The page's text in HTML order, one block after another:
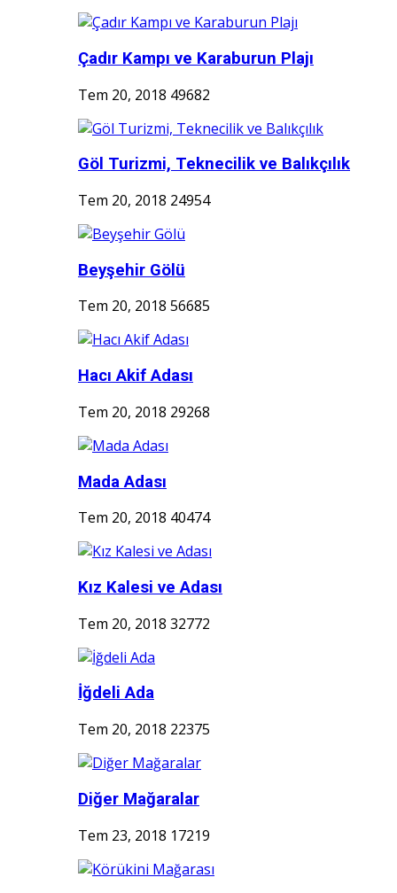
Çadır Kampı ve Karaburun Plajı
Tem 20, 2018 49682
Göl Turizmi, Teknecilik ve Balıkçılık
Tem 20, 2018 24954
Beyşehir Gölü
Tem 20, 2018 56685
Hacı Akif Adası
Tem 20, 2018 29268
Mada Adası
Tem 20, 2018 40474
Kız Kalesi ve Adası
Tem 20, 2018 32772
İğdeli Ada
Tem 20, 2018 22375
Diğer Mağaralar
Tem 23, 2018 17219